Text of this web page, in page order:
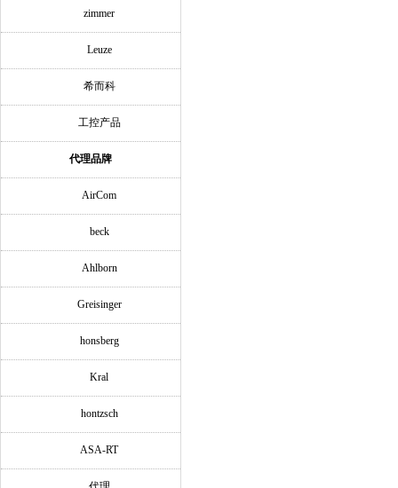
zimmer
Leuze
希而科
工控产品
代理品牌
AirCom
beck
Ahlborn
Greisinger
honsberg
Kral
hontzsch
ASA-RT